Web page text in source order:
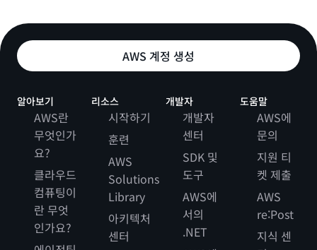
AWS 계정 생성
알아보기
AWS란
무엇인가
요?
클라우드
컴퓨팅이
란 무엇
인가요?
리소스
시작하기
훈련
AWS
Solutions
Library
아키텍처
센터
개발자
개발자
센터
SDK 및
도구
AWS에
서의
.NET
도움말
AWS에
문의
지원 티
켓 제출
AWS
re:Post
지식 센